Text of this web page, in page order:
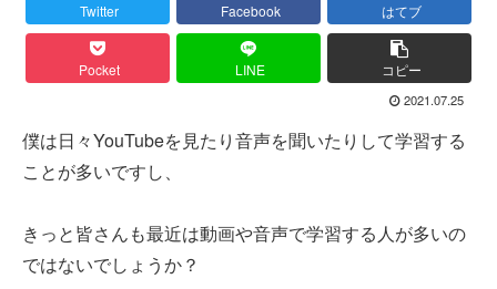
Twitter Facebook はてブ
Pocket LINE コピー
2021.07.25
僕は日々YouTubeを見たり音声を聞いたりして学習する
ことが多いですし、
きっと皆さんも最近は動画や音声で学習する人が多いの
ではないでしょうか？